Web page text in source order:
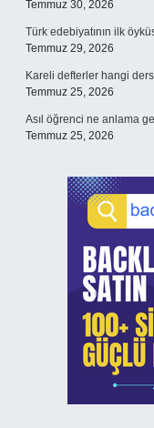
Temmuz 30, 2026
Türk edebiyatının ilk
Temmuz 29, 2026
Kareli defterler hangi
Temmuz 25, 2026
Asıl öğrenci ne anlama
Temmuz 25, 2026